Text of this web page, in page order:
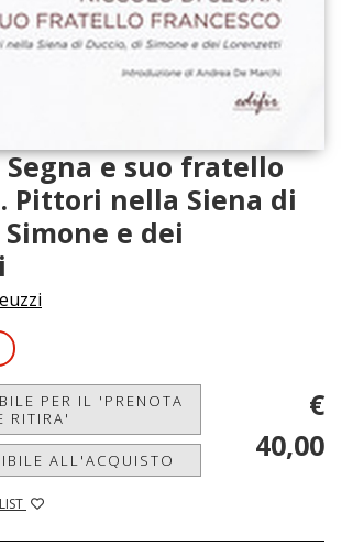
e suo fratello
Pittori nella Siena di
e dei
PER IL 'PRENOTA
RITIRA'
ALL'ACQUISTO
€
40,00